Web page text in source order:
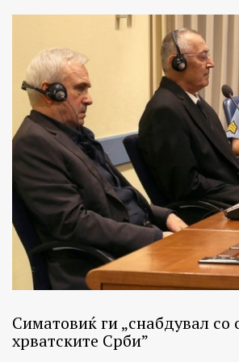
Симатовиќ ги „снабдувал со
хрватските Срби”